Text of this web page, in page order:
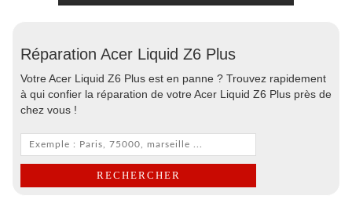
Réparation Acer Liquid Z6 Plus
Votre Acer Liquid Z6 Plus est en panne ? Trouvez rapidement
à qui confier la réparation de votre Acer Liquid Z6 Plus près de
chez vous !